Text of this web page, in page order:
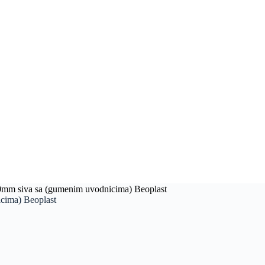
siva sa (gumenim uvodnicima) Beoplast
Beoplast